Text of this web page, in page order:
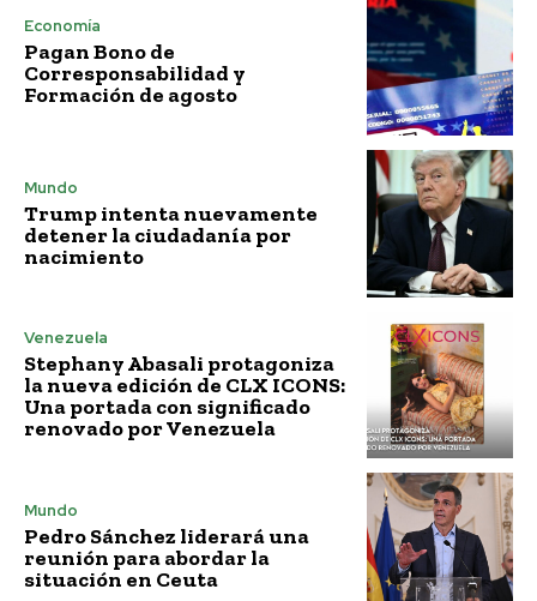
Economía
Pagan Bono de
Corresponsabilidad y
Formación de agosto
Mundo
Trump intenta nuevamente
detener la ciudadanía por
nacimiento
Venezuela
Stephany Abasali protagoniza
la nueva edición de CLX ICONS:
Una portada con significado
renovado por Venezuela
Mundo
Pedro Sánchez liderará una
reunión para abordar la
situación en Ceuta